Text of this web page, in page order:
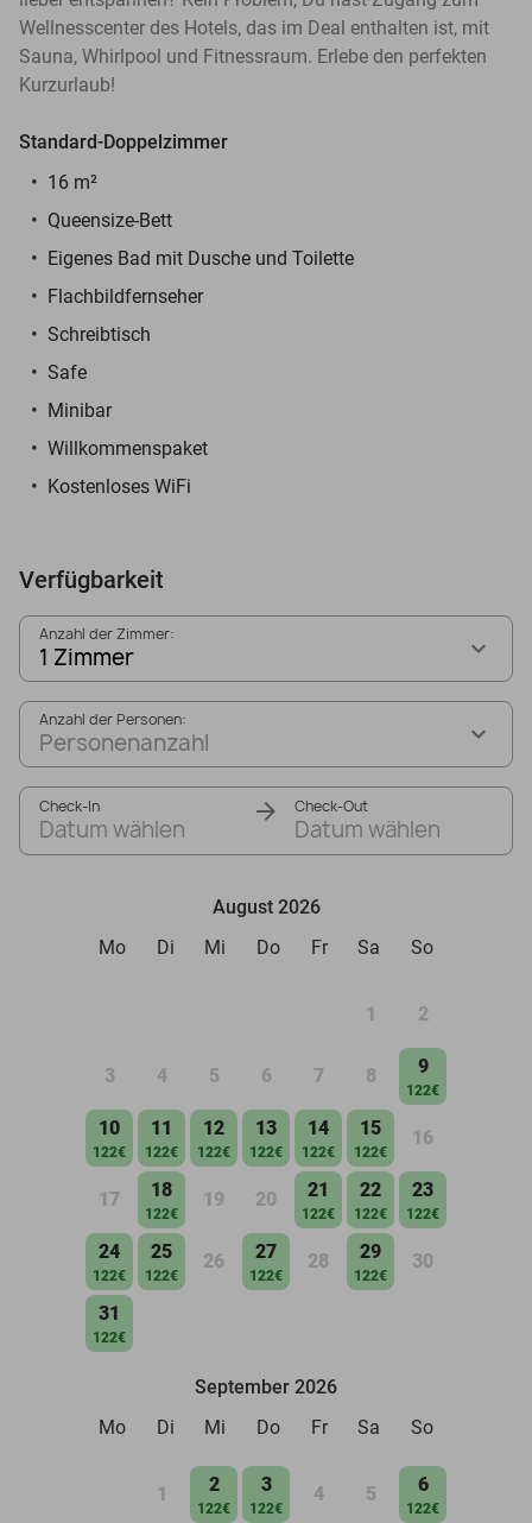
Wellnesscenter des Hotels, das im Deal enthalten ist, mit
Sauna, Whirlpool und Fitnessraum. Erlebe den perfekten
Kurzurlaub!
Standard-Doppelzimmer
16 m²
Queensize-Bett
Eigenes Bad mit Dusche und Toilette
Flachbildfernseher
Schreibtisch
Safe
Minibar
Willkommenspaket
Kostenloses WiFi
Verfügbarkeit
Anzahl der Zimmer:
1 Zimmer
Anzahl der Personen:
Personenanzahl
Check-In
Datum wählen
Check-Out
Datum wählen
August 2026
Mo
Di Mi Do Fr Sa So
1 2
3 4 5 6 7 8 9
122€
10
122€
11
122€
12
122€
13
122€
14
122€
15
122€
16
17 18
122€
19 20 21
122€
22
122€
23
122€
24
122€
25
122€
26 27
122€
28 29
122€
30
31
122€
September 2026
Mo
Di Mi Do Fr Sa So
1 2
122€
3
122€
4 5 6
122€